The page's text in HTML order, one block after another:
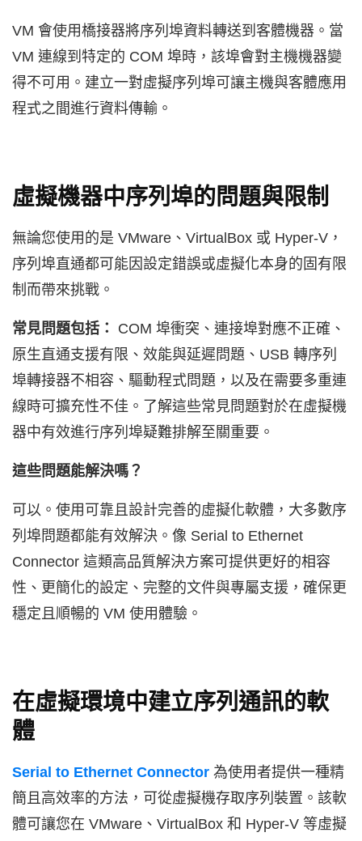
VM 會使用橋接器將序列埠資料轉送到客體機器。當
VM 連線到特定的 COM 埠時，該埠會對主機機器變
得不可用。建立一對虛擬序列埠可讓主機與客體應用
程式之間進行資料傳輸。
虛擬機器中序列埠的問題與限制
無論您使用的是 VMware、VirtualBox 或 Hyper-V，
序列埠直通都可能因設定錯誤或虛擬化本身的固有限
制而帶來挑戰。
常見問題包括：
COM 埠衝突、連接埠對應不正確、
原生直通支援有限、效能與延遲問題、USB 轉序列
埠轉接器不相容、驅動程式問題，以及在需要多重連
線時可擴充性不佳。了解這些常見問題對於在虛擬機
器中有效進行序列埠疑難排解至關重要。
這些問題能解決嗎？
可以。使用可靠且設計完善的虛擬化軟體，大多數序
列埠問題都能有效解決。像 Serial to Ethernet
Connector 這類高品質解決方案可提供更好的相容
性、更簡化的設定、完整的文件與專屬支援，確保更
穩定且順暢的 VM 使用體驗。
在虛擬環境中建立序列通訊的軟
體
Serial to Ethernet Connector 為使用者提供一種精
簡且高效率的方法，可從虛擬機存取序列裝置。該軟
體可讓您在 VMware、VirtualBox 和 Hyper-V 等虛擬